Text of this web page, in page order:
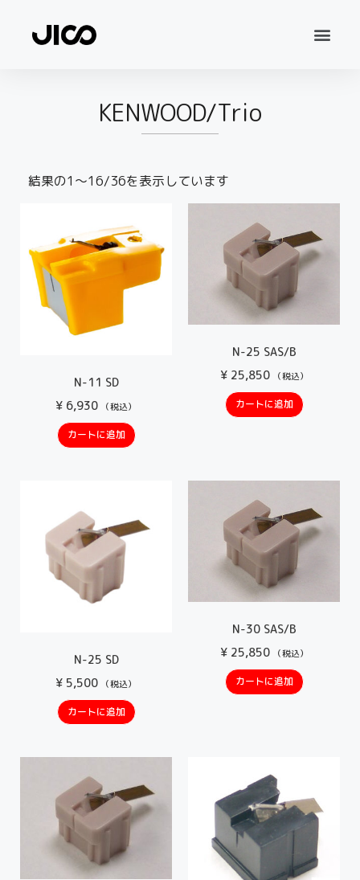
KENWOOD/Trio
結果の1～16/36を表示しています
N-11 SD
¥ 6,930 （税込）
カートに追加
N-25 SAS/B
¥25,850 （税込）
カートに追加
N-25 SD
¥ 5,500 （税込）
カートに追加
N-30 SAS/B
¥25,850 （税込）
カートに追加